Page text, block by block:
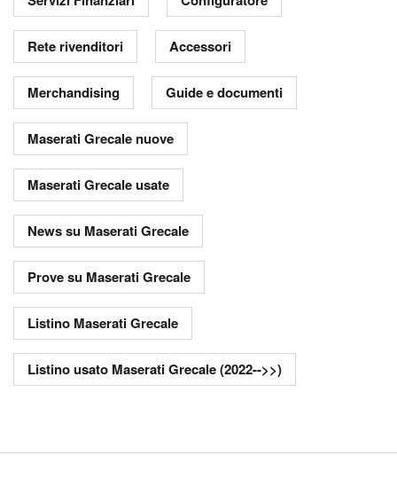
Rete rivenditori Accessori
Merchandising Guide e documenti
Maserati Grecale nuove
Maserati Grecale usate
News su Maserati Grecale
Prove su Maserati Grecale
Listino Maserati Grecale
Listino usato Maserati Grecale (2022-->>)